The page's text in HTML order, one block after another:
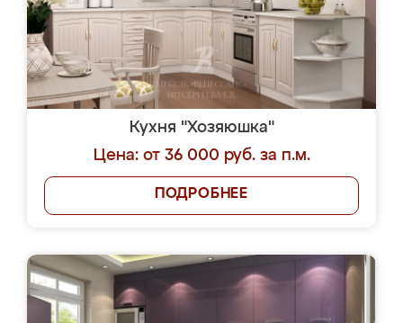
Кухня "Хозяюшка"
Цена: от 36 000 руб. за п.м.
ПОДРОБНЕЕ